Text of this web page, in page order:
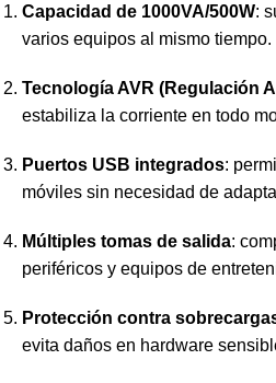
Capacidad de 1000VA/500W:
varios equipos al mismo tiempo.
Tecnología AVR (Regulación
estabiliza la corriente en todo
Puertos USB integrados:
móviles sin necesidad de
Múltiples tomas de salida:
periféricos y equipos de
Protección contra
evita daños en hardware